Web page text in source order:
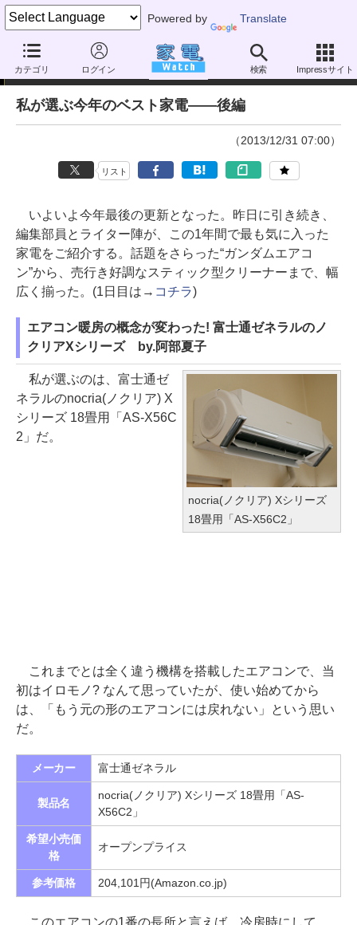
Powered by Translate
カテゴリ ログイン 検索 Impressサイト
年末特別企画
私が選ぶ今年のベスト家電――後編
（2013/12/31 07:00）
リスト
いよいよ今年最後の更新となった。昨日に引き続き、
編集部員とライター陣が、この1年間で最も気に入った
家電をご紹介する。話題をさらった“ガンダムエアコ
ン”から、売行き好調なスティック型クリーナーまで、幅
広く揃った。(1日目は→ コチラ)
エアコン暖房の概念が変わった! 富士通ゼネラルのノ
クリアXシリーズ by.阿部夏子
nocria(ノクリア) Xシリーズ
18畳用「AS-X56C2」
私が選ぶのは、富士通ゼ
ネラルのnocria(ノクリア) X
シリーズ 18畳用「AS-X56C
2」だ。
これまでとは全く違う機構を搭載したエアコンで、当
初はイロモノ? なんて思っていたが、使い始めてから
は、「もう元の形のエアコンには戻れない」という思い
だ。
メーカー 富士通ゼネラル
製品名
nocria(ノクリア) Xシリーズ 18畳用「AS-
X56C2」
希望小売価
格
オープンプライス
参考価格 204,101円(Amazon.co.jp)
このエアコンの1番の長所と言えば、冷房時にして